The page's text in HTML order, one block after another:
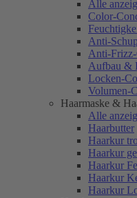
Alle
Color-
Anti-
Anti-
Aufbau &
Locken-
Volumen-
Haarmaske &
Alle
Haarbutter
Haarkur
Haarkur
Haarkur
Haarkur
Haarkur